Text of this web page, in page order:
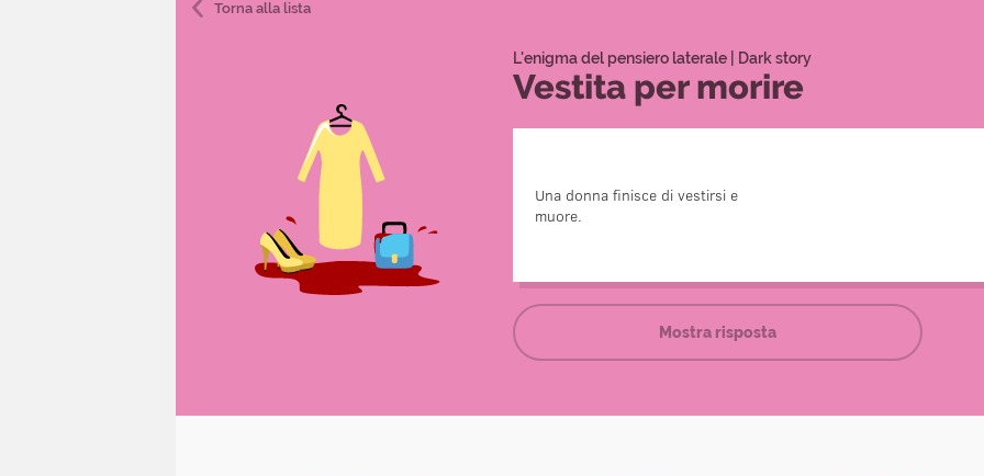
Torna alla lista
L'enigma del pensiero laterale | Dark story
Vestita per morire
Una donna finisce di vestirsi e
muore.
In una delle scarpe della donna si nasconde un
Mostra risposta